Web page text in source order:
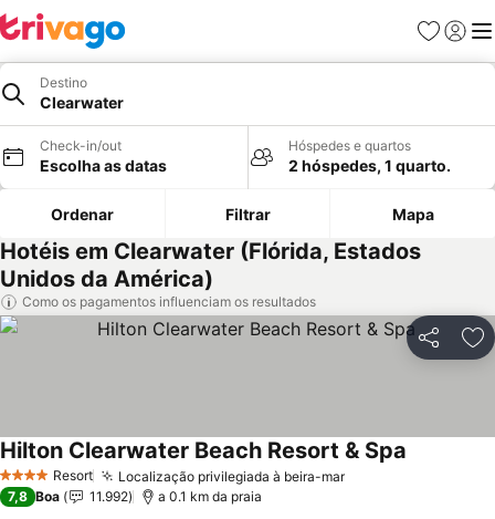
Favoritos
Iniciar
Destino
Clearwater
Check-in/out
Escolha as datas
Hóspedes e quartos
2 hóspedes, 1 quarto.
Ordenar Filtrar Mapa
Hotéis em Clearwater (Flórida, Estados
Unidos da América)
Como os pagamentos influenciam os resultados
Partilhar
4 EstrelasResort Localização privilegiada à beira-mar
Hilton Clearwater Beach Resort & Spa
7,8 Boa 11.992 a 0.1 km da praia